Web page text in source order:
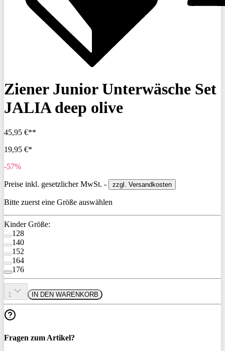
Ziener Junior Unterwäsche Set
JALIA deep olive
45,95 €**
19,95 €*
-57%
Preise inkl. gesetzlicher MwSt. - zzgl. Versandkosten
Bitte zuerst eine Größe auswählen
Kinder Größe:
128
140
152
164
176
1 IN DEN WARENKORB
Fragen zum Artikel?